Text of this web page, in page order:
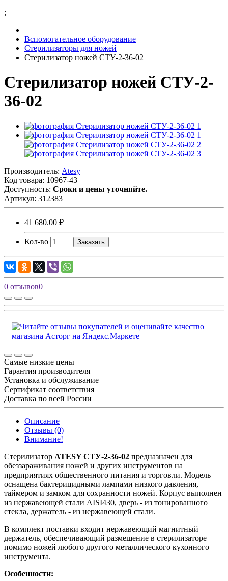
;
Вспомогательное оборудование
Стерилизаторы для ножей
Стерилизатор ножей СТУ-2-36-02
Стерилизатор ножей СТУ-2-
36-02
Производитель: Atesy
Код товара: 10967-43
Доступность: Сроки и цены уточняйте.
Артикул: 312383
41 680.00 ₽
Кол-во Заказать
0 отзывов0
Самые низкие цены
Гарантия производителя
Установка и обслуживание
Сертификат соответствия
Доставка по всей России
Описание
Отзывы (0)
Внимание!
Стерилизатор ATESY СТУ-2-36-02 предназначен для
обеззараживания ножей и других инструментов на
предприятиях общественного питания и торговли. Модель
оснащена бактерицидными лампами низкого давления,
таймером и замком для сохранности ножей. Корпус выполнен
из нержавеющей стали AISI430, дверь - из тонированного
стекла, держатель - из нержавеющей стали.
В комплект поставки входит нержавеющий магнитный
держатель, обеспечивающий размещение в стерилизаторе
помимо ножей любого другого металлического кухонного
инструмента.
Особенности: